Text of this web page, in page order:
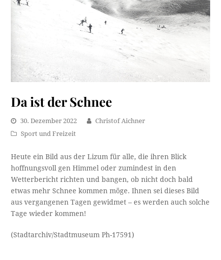
Da ist der Schnee
30. Dezember 2022
Christof Aichner
Sport und Freizeit
Heute ein Bild aus der Lizum für alle, die ihren Blick
hoffnungsvoll gen Himmel oder zumindest in den
Wetterbericht richten und bangen, ob nicht doch bald
etwas mehr Schnee kommen möge. Ihnen sei dieses Bild
aus vergangenen Tagen gewidmet – es werden auch solche
Tage wieder kommen!
(Stadtarchiv/Stadtmuseum Ph-17591)